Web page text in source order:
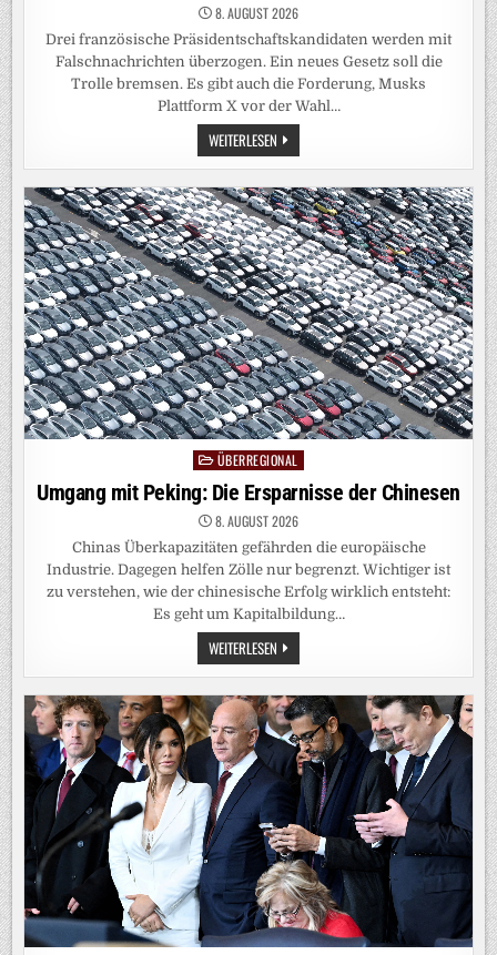
8. AUGUST 2026
Drei französische Präsidentschaftskandidaten werden mit
Falschnachrichten überzogen. Ein neues Gesetz soll die
Trolle bremsen. Es gibt auch die Forderung, Musks
Plattform X vor der Wahl…
WEITERLESEN FRANKREICH:
KREMLNAHE
NETZWERKE
MISCHEN
SICH
MASSIV
IN
MACRONS
NACHFOLGE
EIN
PostedÜBERREGIONAL
Umgang mit Peking: Die Ersparnisse der Chinesen
8. AUGUST 2026
Chinas Überkapazitäten gefährden die europäische
Industrie. Dagegen helfen Zölle nur begrenzt. Wichtiger ist
zu verstehen, wie der chinesische Erfolg wirklich entsteht:
Es geht um Kapitalbildung…
WEITERLESEN UMGANG
MIT
PEKING:
DIE
ERSPARNISSE
DER
CHINESEN